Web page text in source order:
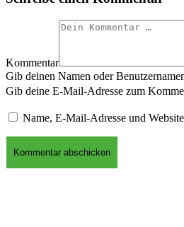
Kommentar
Gib deinen Namen oder
Gib deine E-Mail-Adresse zum
Name, E-Mail-Adresse und